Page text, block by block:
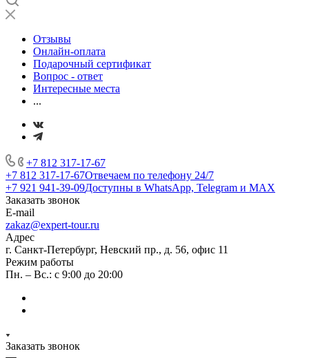
Отзывы
Онлайн-оплата
Подарочный сертификат
Вопрос - ответ
Интересные места
...
+7 812 317-17-67
+7 812 317-17-67Отвечаем по телефону 24/7
+7 921 941-39-09Доступны в WhatsApp, Telegram и MAX
Заказать звонок
E-mail
zakaz@expert-tour.ru
Адрес
г. Санкт-Петербург, Невский пр., д. 56, офис 11
Режим работы
Пн. – Вс.: с 9:00 до 20:00
Заказать звонок